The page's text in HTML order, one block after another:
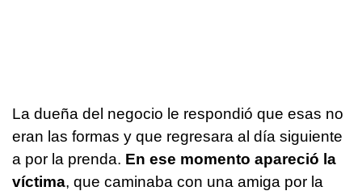
La dueña del negocio le respondió que esas no
eran las formas y que regresara al día siguiente
a por la prenda. En ese momento apareció la
víctima, que caminaba con una amiga por la